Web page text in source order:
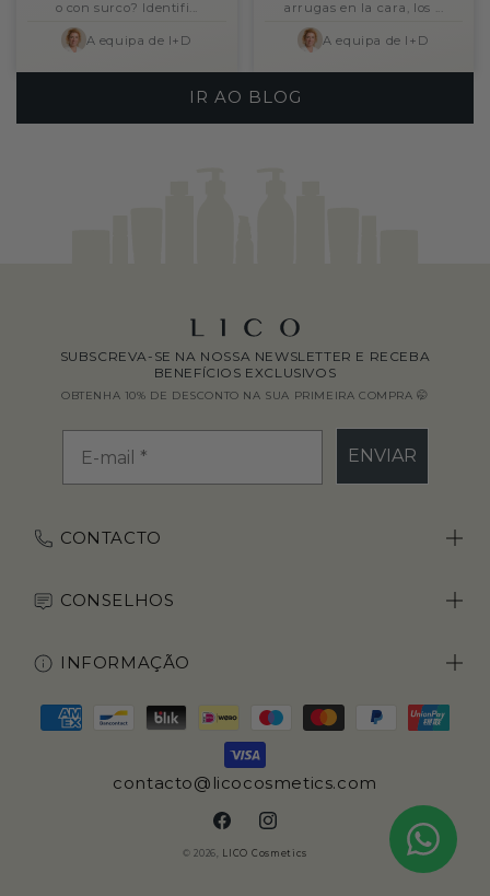
o con surco? Identifi...
A equipa de I+D
arrugas en la cara, los ...
A equipa de I+D
IR AO BLOG
SUBSCREVA-SE NA NOSSA NEWSLETTER E RECEBA
BENEFÍCIOS EXCLUSIVOS
OBTENHA 10% DE DESCONTO NA SUA PRIMEIRA COMPRA 🤭
ENVIAR
CONTACTO
CONSELHOS
INFORMAÇÃO
Métodos
de
contacto@licocosmetics.com
FacebookInstagram
© 2026, LICO Cosmetics